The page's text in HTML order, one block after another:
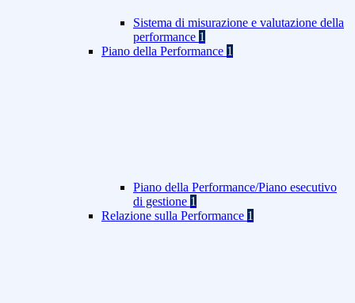
Sistema di misurazione e valutazione della
performance 1
Piano della Performance 1
Piano della Performance/Piano esecutivo
di gestione 1
Relazione sulla Performance 1